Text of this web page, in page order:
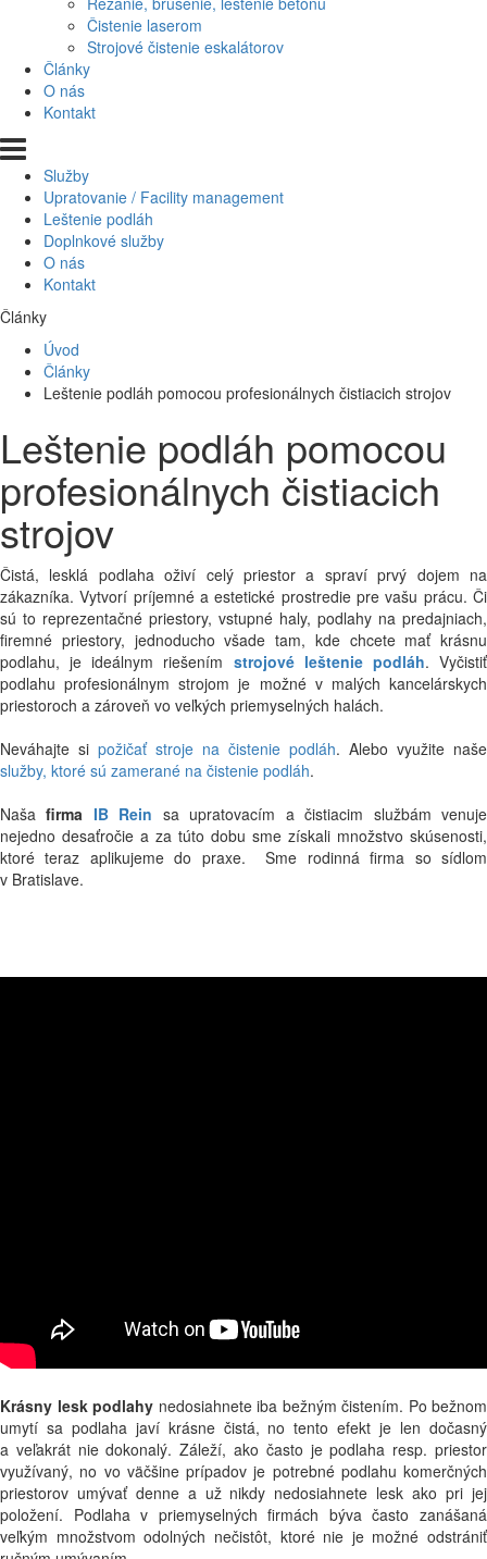
Čistenie laserom
Strojové čistenie eskalátorov
Články
O nás
Kontakt
Služby
Upratovanie / Facility management
Leštenie podláh
Doplnkové služby
O nás
Kontakt
Články
Úvod
Články
Leštenie podláh pomocou profesionálnych čistiacich strojov
Leštenie podláh pomocou
profesionálnych čistiacich
strojov
Čistá, lesklá podlaha oživí celý priestor a spraví prvý dojem na
zákazníka. Vytvorí príjemné a estetické prostredie pre vašu prácu. Či
sú to reprezentačné priestory, vstupné haly, podlahy na predajniach,
firemné priestory, jednoducho všade tam, kde chcete mať krásnu
podlahu, je ideálnym riešením strojové leštenie podláh. Vyčistiť
podlahu profesionálnym strojom je možné v malých kancelárskych
priestoroch a zároveň vo veľkých priemyselných halách.
Neváhajte si požičať stroje na čistenie podláh. Alebo využite naše
služby, ktoré sú zamerané na čistenie podláh.
Našafirma IB Rein sa upratovacím a čistiacim službám venuje
nejedno desaťročie a za túto dobu sme získali množstvo skúsenosti,
ktoré teraz aplikujeme do praxe. Sme rodinná firma so sídlom
v Bratislave.
Krásny lesk podlahy nedosiahnete iba bežným čistením. Po bežnom
umytí sa podlaha javí krásne čistá, no tento efekt je len dočasný
a veľakrát nie dokonalý. Záleží, ako často je podlaha resp. priestor
využívaný, no vo väčšine prípadov je potrebné podlahu komerčných
priestorov umývať denne a už nikdy nedosiahnete lesk ako pri jej
položení. Podlaha v priemyselných firmách býva často zanášaná
veľkým množstvom odolných nečistôt, ktoré nie je možné odstrániť